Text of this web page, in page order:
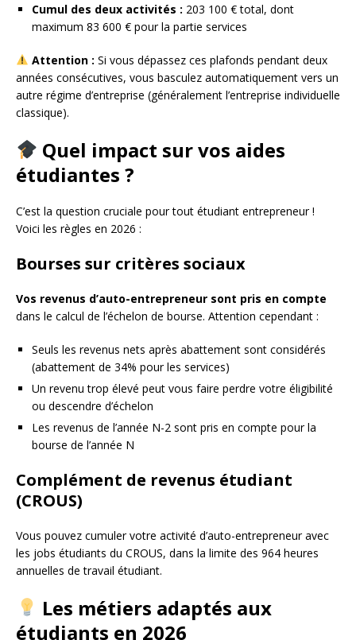
Cumul des deux activités : 203 100 € total, dont
maximum 83 600 € pour la partie services
Attention : Si vous dépassez ces plafonds pendant deux
années consécutives, vous basculez automatiquement vers un
autre régime d’entreprise (généralement l’entreprise individuelle
classique).
Quel impact sur vos aides
étudiantes ?
C’est la question cruciale pour tout étudiant entrepreneur !
Voici les règles en 2026 :
Bourses sur critères sociaux
Vos revenus d’auto-entrepreneur sont pris en compte
dans le calcul de l’échelon de bourse. Attention cependant :
Seuls les revenus nets après abattement sont considérés
(abattement de 34% pour les services)
Un revenu trop élevé peut vous faire perdre votre éligibilité
ou descendre d’échelon
Les revenus de l’année N-2 sont pris en compte pour la
bourse de l’année N
Complément de revenus étudiant
(CROUS)
Vous pouvez cumuler votre activité d’auto-entrepreneur avec
les jobs étudiants du CROUS, dans la limite des 964 heures
annuelles de travail étudiant.
Les métiers adaptés aux
étudiants en 2026